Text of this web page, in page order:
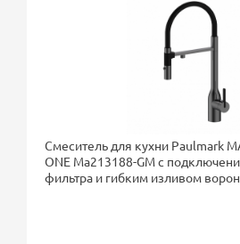
Смеситель для кухни Paulmark
ONE Ma213188-GM с
фильтра и гибким изливом